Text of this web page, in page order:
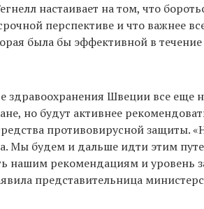
настаивает на том, что
перспективе и что важнее
была бы эффективной в
здравоохранения Швеции все еще
но будут активнее
противовирусной защиты.
Мы будем и дальше идти этим
нашим рекомендациям и уровень
представительница